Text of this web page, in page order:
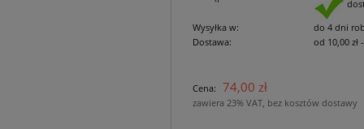
Wysyłka w:
do 4 dni
Dostawa:
od 10,00 zł
płatności
Cena: 74,00 zł
zawiera 23% VAT, bez kosztów dostawy